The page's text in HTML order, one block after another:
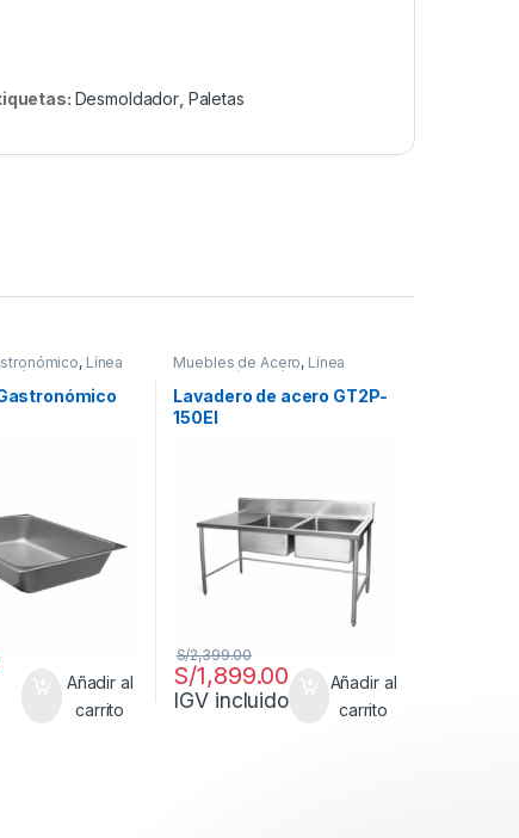
Desmoldador, Paletas
, Línea
Añadir al
carrito
Muebles de Acero, Línea
Carpintería Metálica
Lavadero de acero GT2P-
150EI
S/1,899.00
S/2,399.00
IGV incluido
Añadir al
carrito